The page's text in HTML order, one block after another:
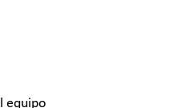
equipo